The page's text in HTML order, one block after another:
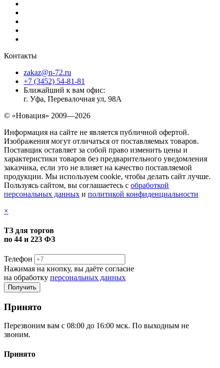
Контакты
zakaz@n-72.ru
+7 (3452) 54-81-81
Ближайший к вам офис:
г. Уфа, Перевалочная ул, 98А
© «Новация» 2009—2026
Информация на сайте не является публичной офертой.
Изображения могут отличаться от поставляемых товаров.
Поставщик оставляет за собой право изменить цены и
характеристики товаров без предварительного уведомления
заказчика, если это не влияет на качество поставляемой
продукции. Мы используем cookie, чтобы делать сайт лучше.
Пользуясь сайтом, вы соглашаетесь с обработкой
персональных данных и политикой конфиденциальности
×
ТЗ для торгов
по 44 и 223 ФЗ
Телефон
Нажимая на кнопку, вы даёте согласие
на обработку персональных данных
Принято
Перезвоним вам с 08:00 до 16:00 мск. По выходным не
звоним.
Принято